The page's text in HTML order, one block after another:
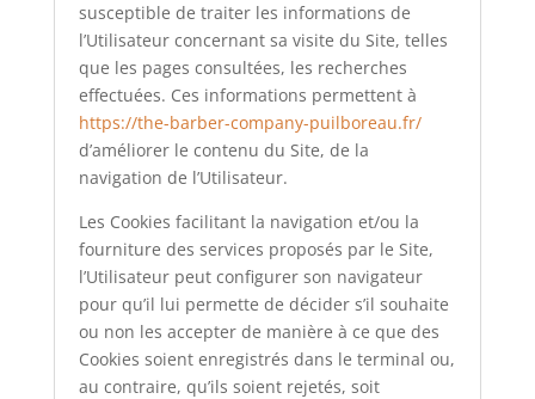
susceptible de traiter les informations de
l’Utilisateur concernant sa visite du Site, telles
que les pages consultées, les recherches
effectuées. Ces informations permettent à
https://the-barber-company-puilboreau.fr/
d’améliorer le contenu du Site, de la
navigation de l’Utilisateur.
Les Cookies facilitant la navigation et/ou la
fourniture des services proposés par le Site,
l’Utilisateur peut configurer son navigateur
pour qu’il lui permette de décider s’il souhaite
ou non les accepter de manière à ce que des
Cookies soient enregistrés dans le terminal ou,
au contraire, qu’ils soient rejetés, soit